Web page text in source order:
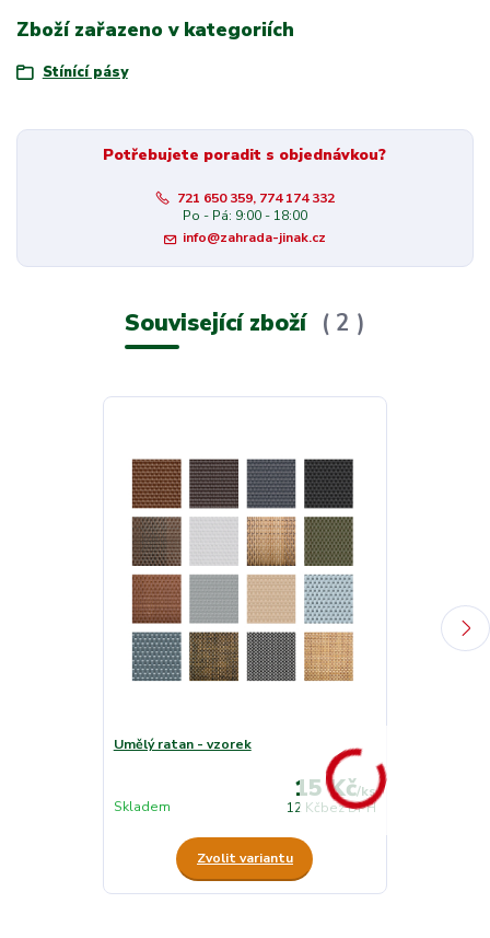
Zboží zařazeno v kategoriích
Stínící pásy
Potřebujete poradit s objednávkou?
721 650 359, 774 174 332
Po - Pá: 9:00 - 18:00
info@zahrada-jinak.cz
Související zboží 2
Umělý ratan - vzorek
15 Kč/ks
12 Kčbez DPH
Skladem
Zvolit variantu